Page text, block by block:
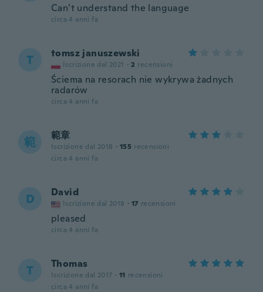
Can’t understand the language
circa 4 anni fa
T tomsz januszewski
Iscrizione dal 2021 · 2 recensioni
Ściema na resorach nie wykrywa żadnych
radarów
circa 4 anni fa
範 範章
Iscrizione dal 2018 · 155 recensioni
circa 4 anni fa
D David
Iscrizione dal 2018 · 17 recensioni
pleased
circa 4 anni fa
T Thomas
Iscrizione dal 2017 · 11 recensioni
circa 4 anni fa